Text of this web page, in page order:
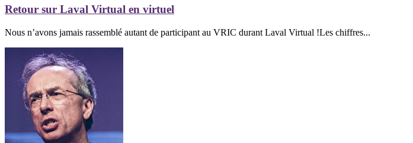
Retour sur Laval Virtual en virtuel
Nous n’avons jamais rassemblé autant de participant au VRIC durant Laval Virtual !Les chiffres...